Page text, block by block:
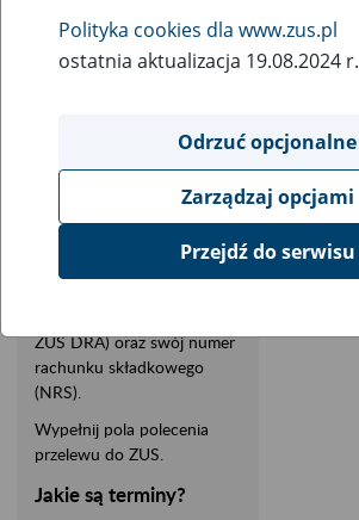
Przez internet
Co przygotować?
Zaloguj się do bankowości
elektronicznej w swoim
banku.
Ustal kwotę składek, którą
ZUS DRA) oraz swój numer
rachunku składkowego
(NRS).
Wypełnij pola polecenia
przelewu do ZUS.
Jakie są terminy?
Osobiście
Polityka cookies dla www.zus.pl
ostatnia aktualizacja 19.08.2024 r.
Odrzuć opcjonalne
Zarządzaj opcjami
Przejdź do serwisu